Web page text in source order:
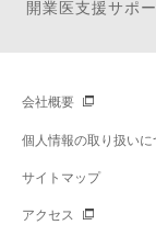
開業医支援サポ
会社概要
個人情報の取り扱いに
サイトマップ
アクセス